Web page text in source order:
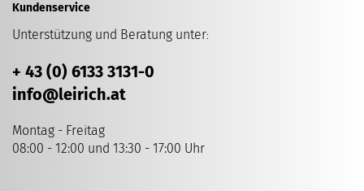
Kundenservice
Unterstützung und Beratung unter:
+ 43 (0) 6133 3131-0
info@leirich.at
Montag - Freitag
08:00 - 12:00 und 13:30 - 17:00 Uhr